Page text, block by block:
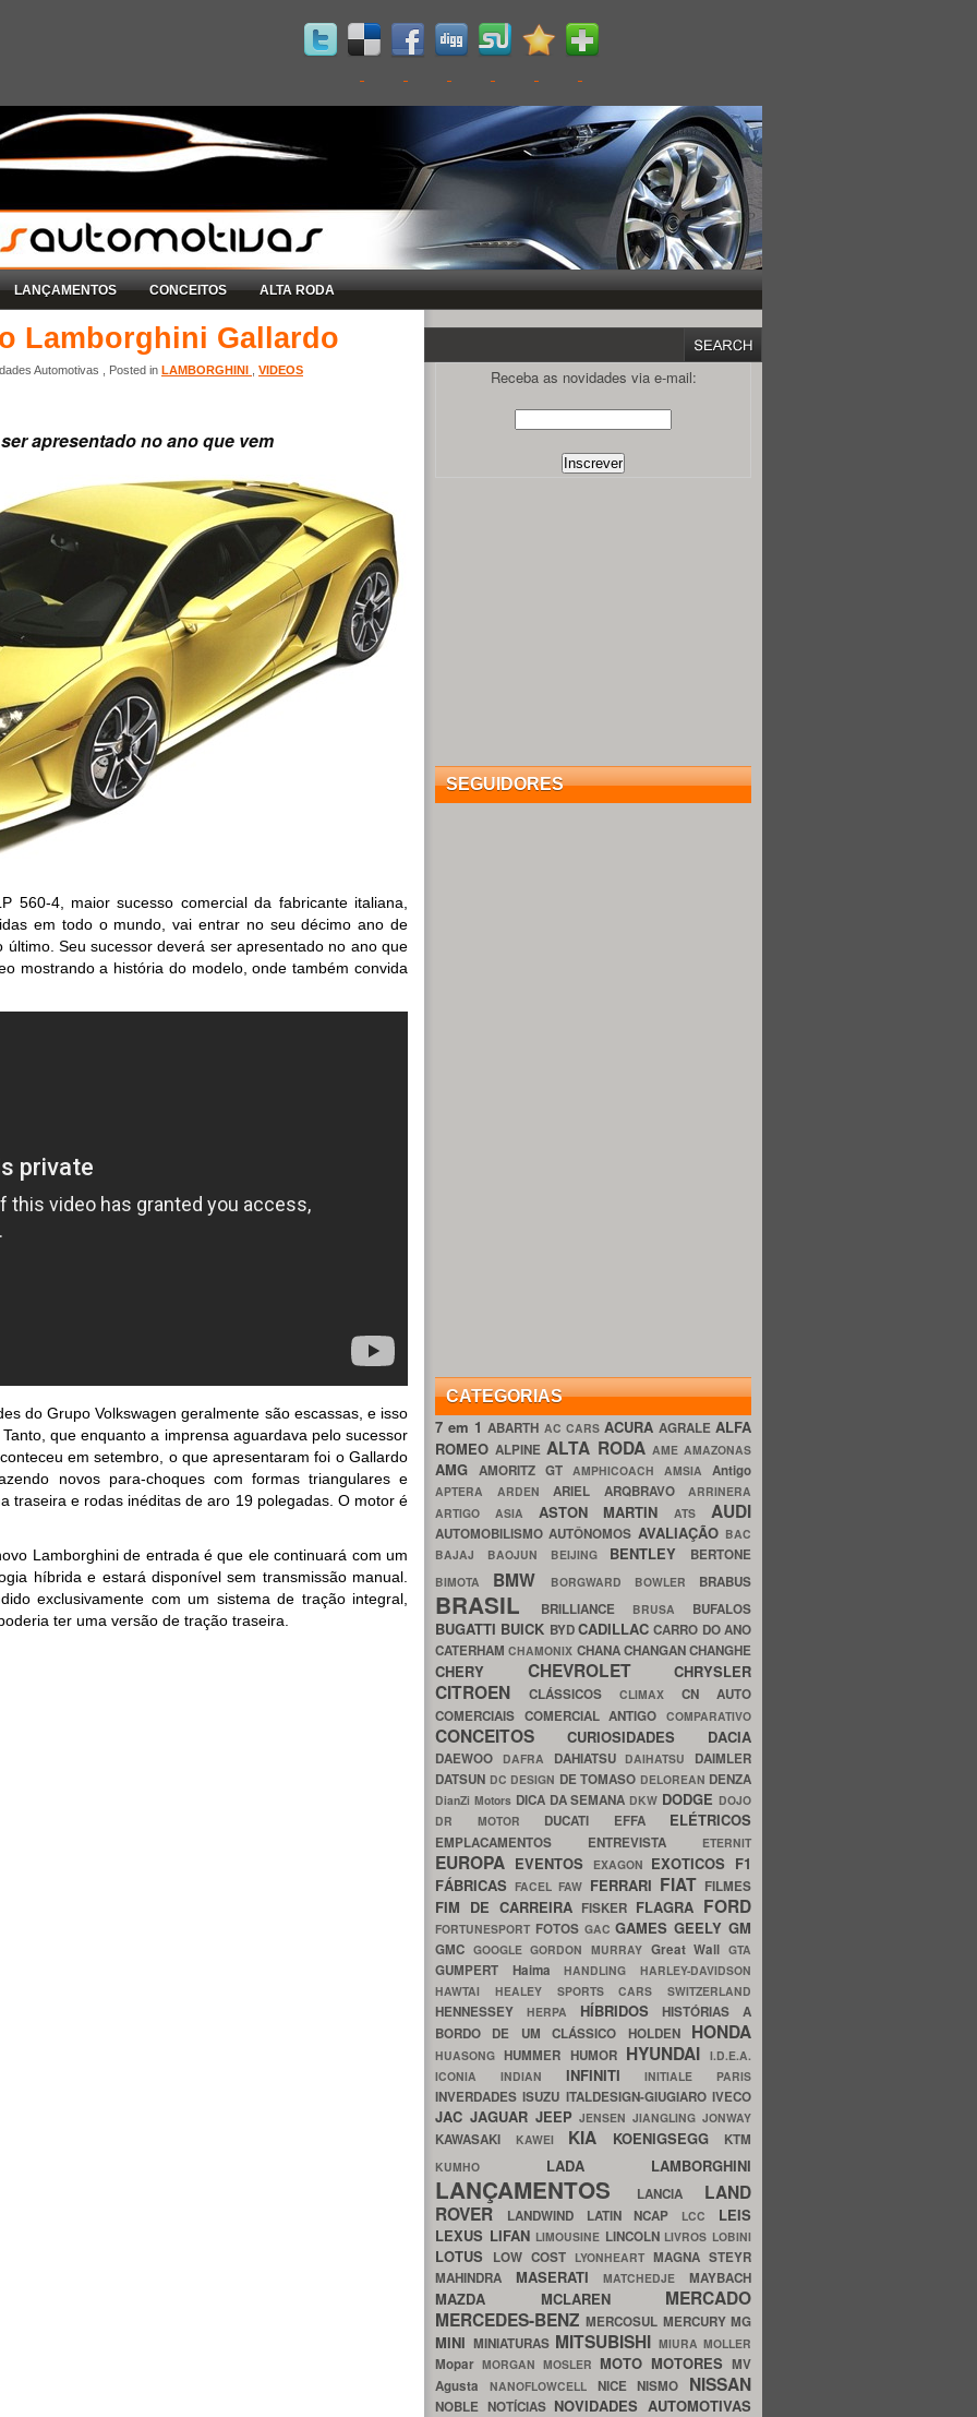
LANÇAMENTOS CONCEITOS ALTA RODA
Lamborghini Gallardo
Automotivas , Posted in LAMBORGHINI VIDEOS
apresentado no ano que vem
560-4, maior sucesso comercial da fabricante italiana,
em todo o mundo, vai entrar no seu décimo ano de
Seu sucessor deverá ser apresentado no ano que
mostrando a história do modelo, onde também convida
do Grupo Volkswagen geralmente são escassas, e isso
que enquanto a imprensa aguardava pelo sucessor
em setembro, o que apresentaram foi o Gallardo
novos para-choques com formas triangulares e
traseira e rodas inéditas de aro 19 polegadas. O motor é
Lamborghini de entrada é que ele continuará com um
híbrida e estará disponível sem transmissão manual.
exclusivamente com um sistema de tração integral,
ter uma versão de tração traseira.
Receba as novidades via e-mail:
SEGUIDORES
CATEGORIAS
7 em 1ABARTH AC CARS ACURA AGRALE ALFA
ROMEOALPINEALTA RODA AME AMAZONAS
AMG AMORITZ GT AMPHICOACH AMSIA Antigo
APTERA ARDEN ARIEL ARQBRAVO ARRINERA
ARTIGO ASIA ASTON MARTINATS AUDI
AUTOMOBILISMOAUTÔNOMOS AVALIAÇÃO BAC
BAJAJ BAOJUN BEIJING BENTLEY BERTONE
BIMOTA BMW BORGWARD BOWLER BRABUS
BRASIL BRILLIANCE BRUSA BUFALOS
BUGATTI BUICK BYDCADILLACCARRO DO ANO
CATERHAMCHAMONIX CHANACHANGANCHANGHE
CHERY CHEVROLET CHRYSLER
CITROEN CLÁSSICOS CLIMAX CN AUTO
COMERCIAIS COMERCIAL ANTIGOCOMPARATIVO
CONCEITOS CURIOSIDADES DACIA
DAEWOO DAFRA DAHIATSU DAIHATSU DAIMLER
DATSUN DC DESIGN DE TOMASO DELOREAN DENZA
DianZi Motors DICA DA SEMANA DKW DODGE DOJO
DR MOTOR DUCATI EFFA ELÉTRICOS
EMPLACAMENTOS ENTREVISTA ETERNIT
EUROPA EVENTOS EXAGON EXOTICOS F1
FÁBRICASFACELFAW FERRARI FIAT FILMES
FIM DE CARREIRA FISKER FLAGRA FORD
FORTUNESPORT FOTOS GACGAMESGEELYGM
GMC GOOGLEGORDON MURRAY Great WallGTA
GUMPERT HaimaHANDLINGHARLEY-DAVIDSON
HAWTAI HEALEY SPORTS CARS SWITZERLAND
HENNESSEY HERPA HÍBRIDOSHISTÓRIAS A
BORDO DE UM CLÁSSICO HOLDEN HONDA
HUASONGHUMMER HUMOR HYUNDAI I.D.E.A.
ICONIA INDIAN INFINITIINITIALE PARIS
INVERDADESISUZU ITALDESIGN-GIUGIAROIVECO
JAC JAGUAR JEEPJENSENJIANGLINGJONWAY
KAWASAKI KAWEI KIA KOENIGSEGG KTM
KUMHO LADA LAMBORGHINI
LANÇAMENTOS LANCIA LAND
ROVER
LANDWIND LATIN NCAP LCC LEIS
LEXUS LIFAN LIMOUSINE LINCOLN LIVROS LOBINI
LOTUS LOW COST LYONHEART MAGNA STEYR
MAHINDRA MASERATIMATCHEDJEMAYBACH
MAZDA MCLAREN MERCADO
MERCEDES-BENZMERCOSUL MERCURYMG
MINI MINIATURAS MITSUBISHI MIURA MOLLER
Mopar MORGAN MOSLER MOTO MOTORES MV
Agusta NANOFLOWCELL NICENISMO NISSAN
NOBLE NOTÍCIAS NOVIDADES AUTOMOTIVAS